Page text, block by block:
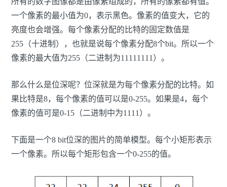
一个像素的最小值为0，表示黑色。像素的值变大，它的
亮度也会增强。每个像素分配的比特的固定数值是
255（十进制），也就是说每个像素分配8个bit。所以一个
像素的最大值为255（二进制为11111111）。
那么什么是位深呢？位深就是为每个像素分配的比特。如
果比特是8，每个像素的值可以是0-255。如果是4，每个
像素的值可是0-15（二进制中为1111）。
下面是一个8 bit位深的图片的简单模型。每个小矩形表示
一个像素。所以每个矩形包含一个0-255的值。